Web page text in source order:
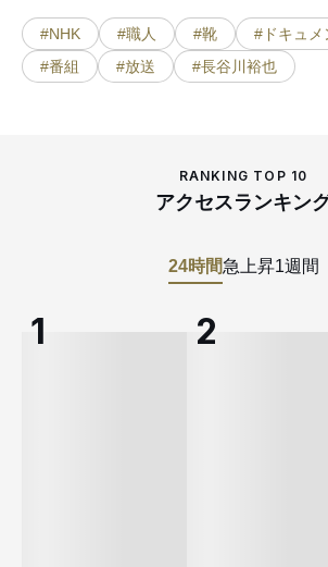
#NHK #職人 #靴
#ドキュメ
#番組
#放送 #長谷川裕也
RANKING TOP 10
アクセスランキン
24時間急上昇1週間